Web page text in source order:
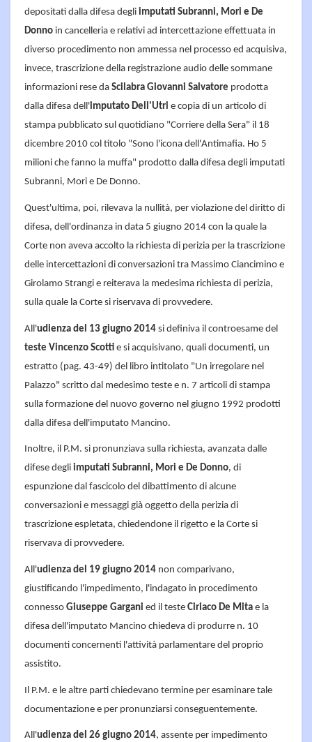
depositati dalla difesa degli imputati Subranni, Mori e De
Donno in cancelleria e relativi ad intercettazione effettuata in
diverso procedimento non ammessa nel processo ed acquisiva,
invece, trascrizione della registrazione audio delle sommane
informazioni rese da Scilabra Giovanni Salvatore prodotta
dalla difesa dell'imputato Dell'Utri e copia di un articolo di
stampa pubblicato sul quotidiano "Corriere della Sera" il 18
dicembre 2010 col titolo "Sono l'icona dell'Antimafia. Ho 5
milioni che fanno la muffa" prodotto dalla difesa degli imputati
Subranni, Mori e De Donno.
Quest'ultima, poi, rilevava la nullità, per violazione del diritto di
difesa, dell'ordinanza in data 5 giugno 2014 con la quale la
Corte non aveva accolto la richiesta di perizia per la trascrizione
delle intercettazioni di conversazioni tra Massimo Ciancimino e
Girolamo Strangi e reiterava la medesima richiesta di perizia,
sulla quale la Corte si riservava di provvedere.
All'udienza del 13 giugno 2014 si definiva il controesame del
teste Vincenzo Scotti e si acquisivano, quali documenti, un
estratto (pag. 43-49) del libro intitolato "Un irregolare nel
Palazzo" scritto dal medesimo teste e n. 7 articoli di stampa
sulla formazione del nuovo governo nel giugno 1992 prodotti
dalla difesa dell'imputato Mancino.
Inoltre, il P.M. si pronunziava sulla richiesta, avanzata dalle
difese degli imputati Subranni, Mori e De Donno, di
espunzione dal fascicolo del dibattimento di alcune
conversazioni e messaggi già oggetto della perizia di
trascrizione espletata, chiedendone il rigetto e la Corte si
riservava di provvedere.
All'udienza del 19 giugno 2014 non comparivano,
giustificando l'impedimento, l'indagato in procedimento
connesso Giuseppe Gargani ed il teste Ciriaco De Mita e la
difesa dell'imputato Mancino chiedeva di produrre n. 10
documenti concernenti l'attività parlamentare del proprio
assistito.
Il P.M. e le altre parti chiedevano termine per esaminare tale
documentazione e per pronunziarsi conseguentemente.
All'udienza del 26 giugno 2014, assente per impedimento